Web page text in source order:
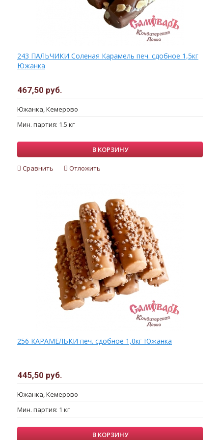
243 ПАЛЬЧИКИ Соленая Карамель печ. сдобное 1,5кг
Южанка
467,50 руб.
Южанка, Кемерово
Мин. партия: 1.5 кг
В КОРЗИНУ
Сравнить Отложить
256 КАРАМЕЛЬКИ печ. сдобное 1,0кг Южанка
445,50 руб.
Южанка, Кемерово
Мин. партия: 1 кг
В КОРЗИНУ